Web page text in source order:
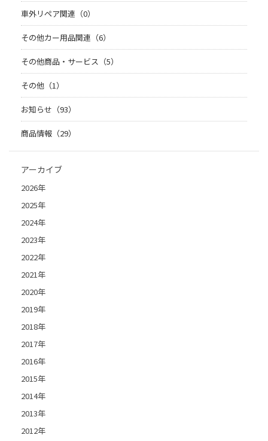
車外リペア関連（0）
その他カー用品関連（6）
その他商品・サービス（5）
その他（1）
お知らせ（93）
商品情報（29）
アーカイブ
2026年
2025年
2024年
2023年
2022年
2021年
2020年
2019年
2018年
2017年
2016年
2015年
2014年
2013年
2012年